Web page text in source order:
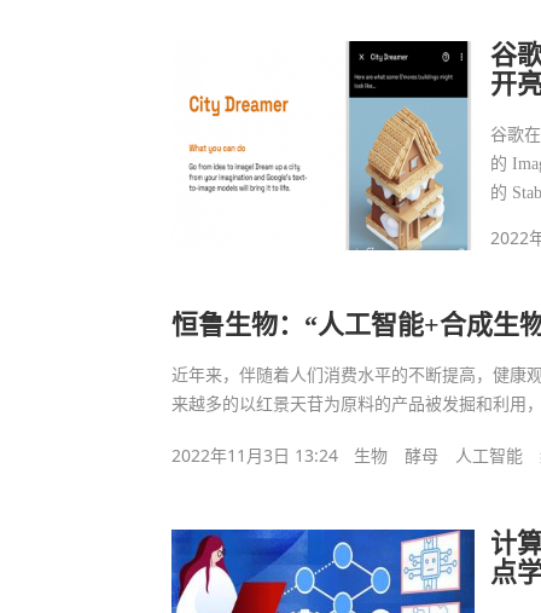
谷
开
谷歌
的
的
2022
恒鲁生物：“人工智能+合成生
近年来，伴随着人们消费水平的不断提高，健康
来越多的以红景天苷为原料的产品被发掘和利用
2022年11月3日 13:24 生物 酵母 人工智能
计
点